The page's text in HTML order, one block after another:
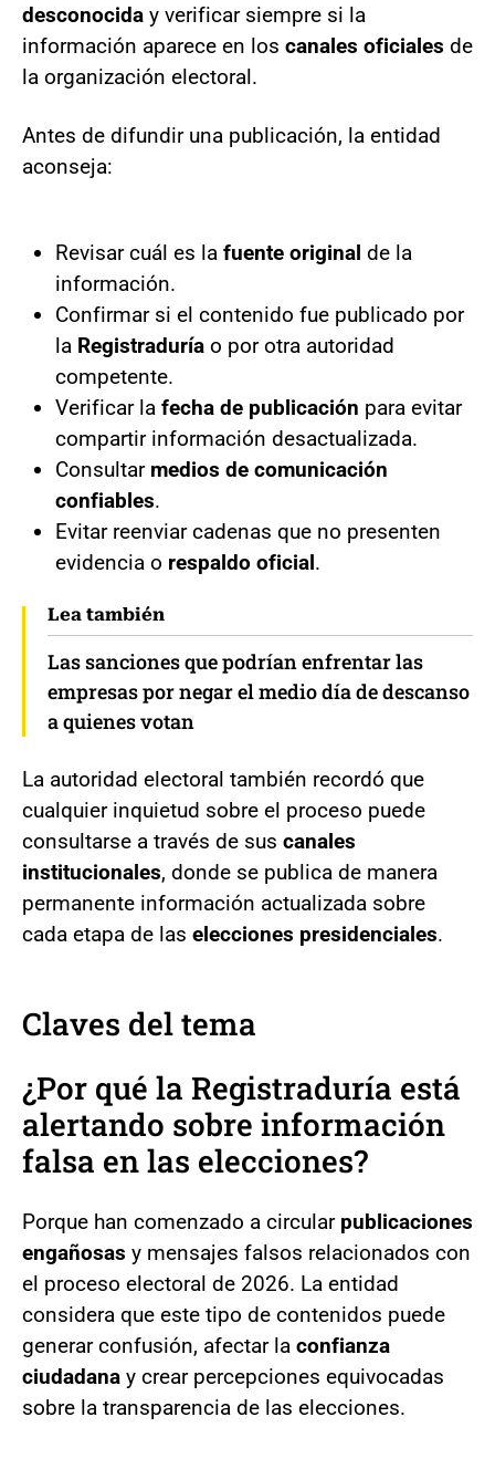
desconocida y verificar siempre si la
información aparece en los canales oficiales de
la organización electoral.
Antes de difundir una publicación, la entidad
aconseja:
Revisar cuál es la fuente original de la
información.
Confirmar si el contenido fue publicado por
la Registraduría o por otra autoridad
competente.
Verificar la fecha de publicación para evitar
compartir información desactualizada.
Consultar medios de comunicación
confiables.
Evitar reenviar cadenas que no presenten
evidencia o respaldo oficial.
Lea también
Las sanciones que podrían enfrentar las
empresas por negar el medio día de descanso
a quienes votan
La autoridad electoral también recordó que
cualquier inquietud sobre el proceso puede
consultarse a través de sus canales
institucionales, donde se publica de manera
permanente información actualizada sobre
cada etapa de las elecciones presidenciales.
Claves del tema
¿Por qué la Registraduría está
alertando sobre información
falsa en las elecciones?
Porque han comenzado a circular publicaciones
engañosas y mensajes falsos relacionados con
el proceso electoral de 2026. La entidad
considera que este tipo de contenidos puede
generar confusión, afectar la confianza
ciudadana y crear percepciones equivocadas
sobre la transparencia de las elecciones.